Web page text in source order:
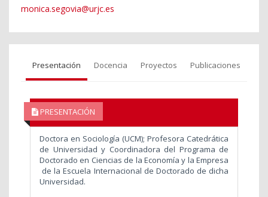
monica.segovia@urjc.es
Presentación Docencia Proyectos Publicaciones
PRESENTACIÓN
Doctora en Sociología (UCM); Profesora Catedrática
de Universidad y Coordinadora del Programa de
Doctorado en Ciencias de la Economía y la Empresa
de la Escuela Internacional de Doctorado de dicha
Universidad.